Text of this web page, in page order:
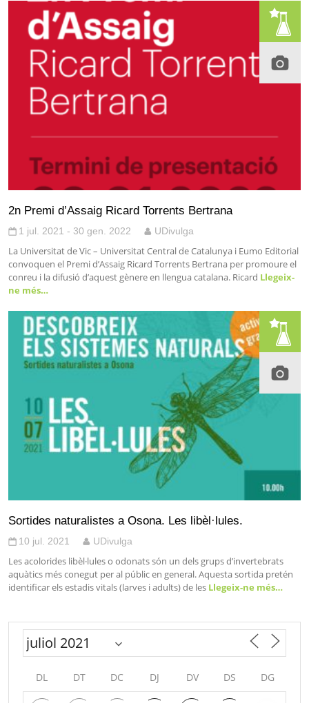
2n Premi d’Assaig Ricard Torrents Bertrana
1 jul. 2021 - 30 gen. 2022 UDivulga
La Universitat de Vic – Universitat Central de Catalunya i Eumo Editorial
convoquen el Premi d’Assaig Ricard Torrents Bertrana per promoure el
conreu i la difusió d’aquest gènere en llengua catalana. Ricard Llegeix-
ne més…
Sortides naturalistes a Osona. Les libèl·lules.
10 jul. 2021 UDivulga
Les acolorides libèl·lules o odonats són un dels grups d’invertebrats
aquàtics més conegut per al públic en general. Aquesta sortida pretén
identificar els estadis vitals (larves i adults) de les Llegeix-ne més…
DL DT DC DJ DV DS DG